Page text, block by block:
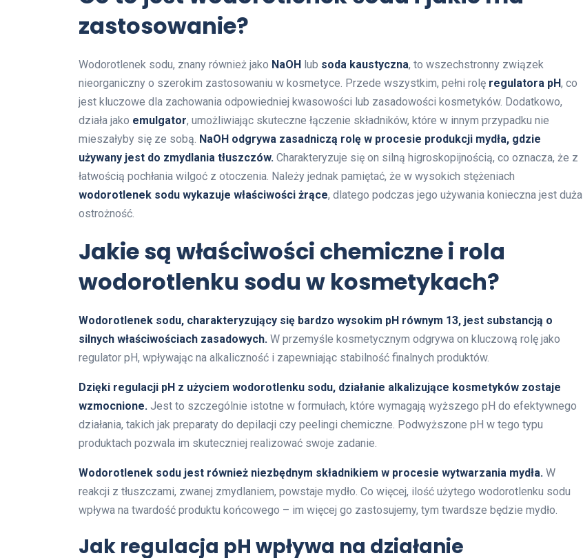
zastosowanie?
Wodorotlenek sodu, znany również jako NaOH lub soda kaustyczna, to wszechstronny związek
nieorganiczny o szerokim zastosowaniu w kosmetyce. Przede wszystkim, pełni rolę regulatora pH, co
jest kluczowe dla zachowania odpowiedniej kwasowości lub zasadowości kosmetyków. Dodatkowo,
działa jako emulgator, umożliwiając skuteczne łączenie składników, które w innym przypadku nie
mieszałyby się ze sobą. NaOH odgrywa zasadniczą rolę w procesie produkcji mydła, gdzie
używany jest do zmydlania tłuszczów. Charakteryzuje się on silną higroskopijnością, co oznacza, że z
łatwością pochłania wilgoć z otoczenia. Należy jednak pamiętać, że w wysokich stężeniach
wodorotlenek sodu wykazuje właściwości żrące, dlatego podczas jego używania konieczna jest duża
ostrożność.
Jakie są właściwości chemiczne i rola
wodorotlenku sodu w kosmetykach?
Wodorotlenek sodu, charakteryzujący się bardzo wysokim pH równym 13, jest substancją o
silnych właściwościach zasadowych. W przemyśle kosmetycznym odgrywa on kluczową rolę jako
regulator pH, wpływając na alkaliczność i zapewniając stabilność finalnych produktów.
Dzięki regulacji pH z użyciem wodorotlenku sodu, działanie alkalizujące kosmetyków zostaje
wzmocnione. Jest to szczególnie istotne w formułach, które wymagają wyższego pH do efektywnego
działania, takich jak preparaty do depilacji czy peelingi chemiczne. Podwyższone pH w tego typu
produktach pozwala im skuteczniej realizować swoje zadanie.
Wodorotlenek sodu jest również niezbędnym składnikiem w procesie wytwarzania mydła. W
reakcji z tłuszczami, zwanej zmydlaniem, powstaje mydło. Co więcej, ilość użytego wodorotlenku sodu
wpływa na twardość produktu końcowego – im więcej go zastosujemy, tym twardsze będzie mydło.
Jak regulacja pH wpływa na działanie